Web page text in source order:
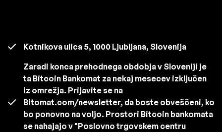
Kotnikova ulica 5, 1000 Ljubljana, Slovenija
Zaradi konca prehodnega obdobja v Sloveniji je
ta Bitcoin Bankomat za nekaj mesecev izključen
iz omrežja. Prijavite se na
Bitomat.com/newsletter, da boste obveščeni, ko
bo ponovno na voljo. Prostori Bitcoin bankomata
se nahajajo v "Poslovno trgovskem centru